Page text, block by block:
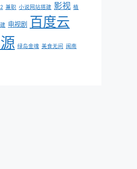
兼职 小说网站搭建 影视 植
电视剧 百度云
绿岛金魂 美食无间 闽南